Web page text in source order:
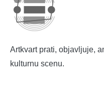
Artkvart prati, objavljuje,
kulturnu scenu.